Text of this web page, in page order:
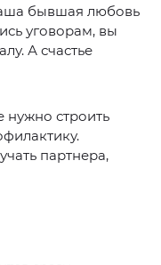
бывшая любовь
уговорам, вы
А счастье
нужно строить
партнера,